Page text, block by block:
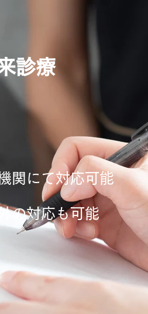
診療
関にて対応可能
の対応も可能